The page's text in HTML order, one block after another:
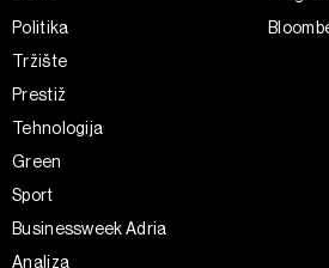
Politika
Tržište
Prestiž
Tehnologija
Green
Sport
Businessweek Adria
Analiza